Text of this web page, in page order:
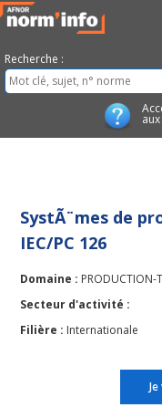
Recherche :
SystÃ¨mes de
IEC/PC 126
Domaine : PRODUCTION-
Secteur d'activité :
Filière : Internationale